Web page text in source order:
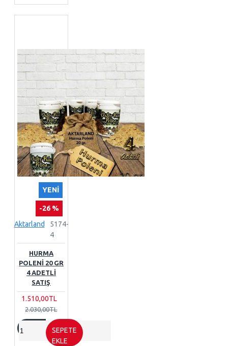
YENI
-26 %
Aktarland
5174-
4
HURMA
POLENI 20 GR
4 ADETLI
SATIŞ
1.510,00TL
2.030,00TL
SEPETE
EKLE